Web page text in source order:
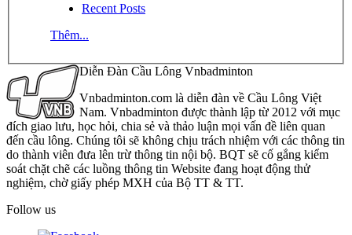
Recent Posts
Thêm...
Diễn Đàn Cầu Lông Vnbadminton
Vnbadminton.com là diễn đàn về Cầu Lông Việt
Nam. Vnbadminton được thành lập từ 2012 với mục
đích giao lưu, học hỏi, chia sẻ và thảo luận mọi vấn đề liên quan
đến cầu lông. Chúng tôi sẽ không chịu trách nhiệm với các thông tin
do thành viên đưa lên trừ thông tin nội bộ. BQT sẽ cố gắng kiểm
soát chặt chẽ các luồng thông tin Website đang hoạt động thử
nghiệm, chờ giấy phép MXH của Bộ TT & TT.
Follow us